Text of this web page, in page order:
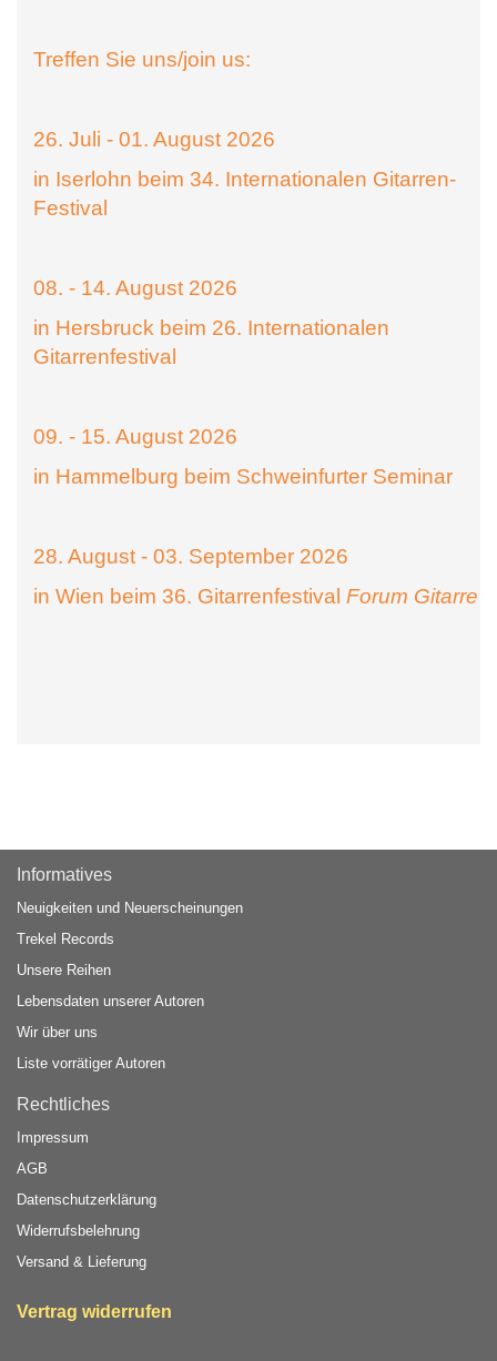
Treffen Sie uns/join us:
26. Juli - 01. August 2026
in Iserlohn beim 34. Internationalen Gitarren-
Festival
08. - 14. August 2026
in Hersbruck beim 26. Internationalen
Gitarrenfestival
09. - 15. August 2026
in Hammelburg beim Schweinfurter Seminar
28. August - 03. September 2026
in Wien beim 36. Gitarrenfestival Forum Gitarre
Informatives
Neuigkeiten und Neuerscheinungen
Trekel Records
Unsere Reihen
Lebensdaten unserer Autoren
Wir über uns
Liste vorrätiger Autoren
Rechtliches
Impressum
AGB
Datenschutzerklärung
Widerrufsbelehrung
Versand & Lieferung
Vertrag widerrufen